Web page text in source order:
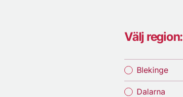
Välj region:
Blekinge
Dalarna